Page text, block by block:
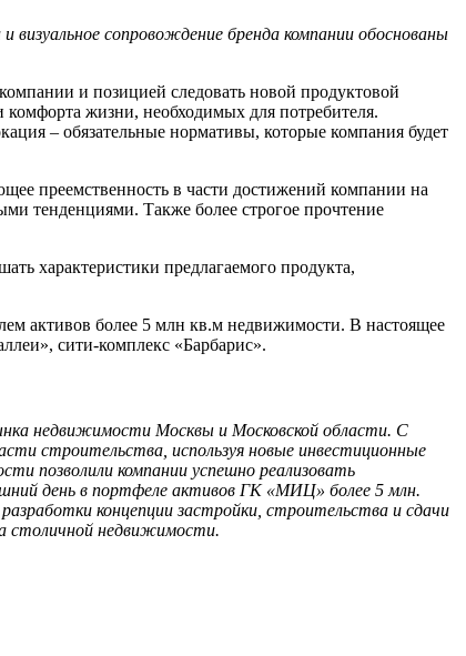
сопровождение бренда компании обоснованы
и позицией следовать новой продуктовой
жизни, необходимых для потребителя.
– обязательные нормативы, которые компания будет
преемственность в части достижений компании на
тенденциями. Также более строгое прочтение
характеристики предлагаемого продукта,
активов более 5 млн кв.м недвижимости. В настоящее
сити-комплекс «Барбарис».
недвижимости Москвы и Московской области. С
строительства, используя новые инвестиционные
позволили компании успешно реализовать
день в портфеле активов ГК «МИЦ» более 5 млн.
концепции застройки, строительства и сдачи
столичной недвижимости.